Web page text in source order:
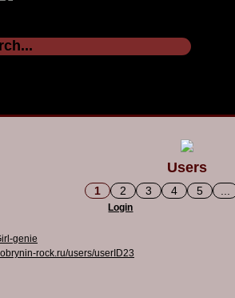
Users
1 2 3 4 5
Login
genie
rock.ru/users/userID23